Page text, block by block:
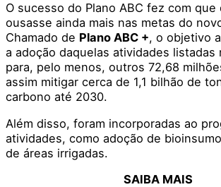
O sucesso do Plano ABC fez com que
ousasse ainda mais nas metas do
Chamado de Plano ABC +, o objetivo
a adoção daquelas atividades listadas
para, pelo menos, outros 72,68
assim mitigar cerca de 1,1 bilhão de
carbono até 2030.
Além disso, foram incorporadas ao
atividades, como adoção de
de áreas irrigadas.
SAIBA MAIS